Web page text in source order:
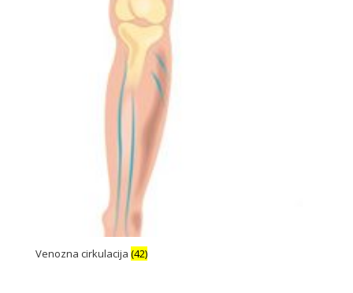
Venozna cirkulacija (42)